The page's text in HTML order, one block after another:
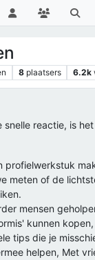
8 plaatsers 6.2k
snelle reactie, is
profielwerkstuk
meten of de
mensen
kunnen
tips die je
helpen, Met